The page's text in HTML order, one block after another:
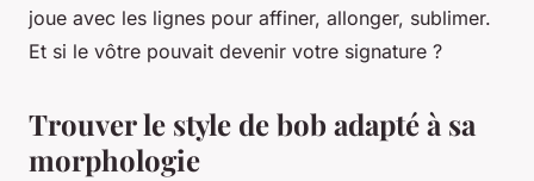
joue avec les lignes pour affiner, allonger, sublimer.
Et si le vôtre pouvait devenir votre signature ?
Trouver le style de bob adapté à sa
morphologie